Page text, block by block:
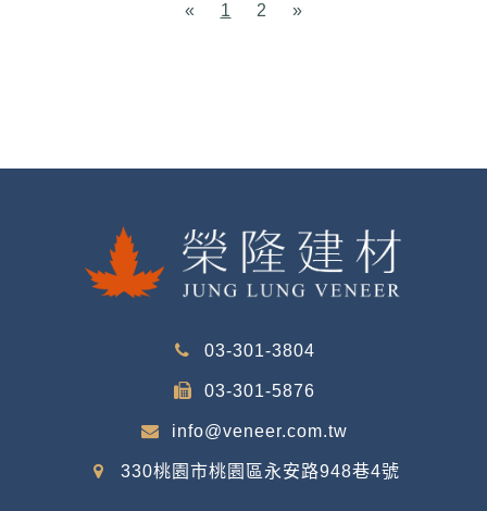
« 1 2 »
03-301-3804
03-301-5876
info@veneer.com.tw
330桃園市桃園區永安路948巷4號